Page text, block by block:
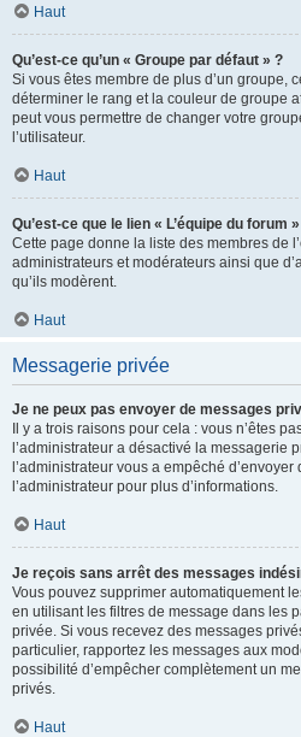
Haut
Qu’est-ce qu’un « Groupe par défaut » ?
Si vous êtes membre de plus d’un groupe,
déterminer le rang et la couleur de groupe
peut vous permettre de changer votre
l’utilisateur.
Haut
Qu’est-ce que le lien « L’équipe du forum
Cette page donne la liste des membres de
administrateurs et modérateurs ainsi que
qu’ils modèrent.
Haut
Messagerie privée
Je ne peux pas envoyer de messages
Il y a trois raisons pour cela : vous n’êtes
l’administrateur a désactivé la messagerie
l’administrateur vous a empêché
l’administrateur pour plus d’informations.
Haut
Je reçois sans arrêt des messages
Vous pouvez supprimer automatiquement
en utilisant les filtres de message dans les
privée. Si vous recevez des messages
particulier, rapportez les messages aux
possibilité d’empêcher complètement un
privés.
Haut